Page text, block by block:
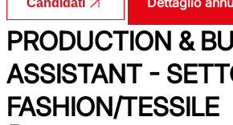
PRODUCTION &
ASSISTANT -
FASHION/TESSILE